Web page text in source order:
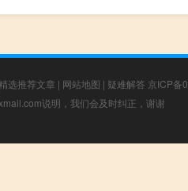
精选推荐文章 | 网站地图 | 疑难解答 京ICP备
说明，我们会及时纠正，谢谢